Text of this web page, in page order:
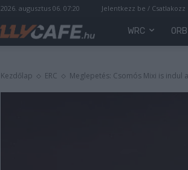
2026. augusztus 06. 07:20 Jelentkezz be / Csatlakozz
WRC ORB
Kezdőlap ERC Meglepetés: Csomós Mixi is indul